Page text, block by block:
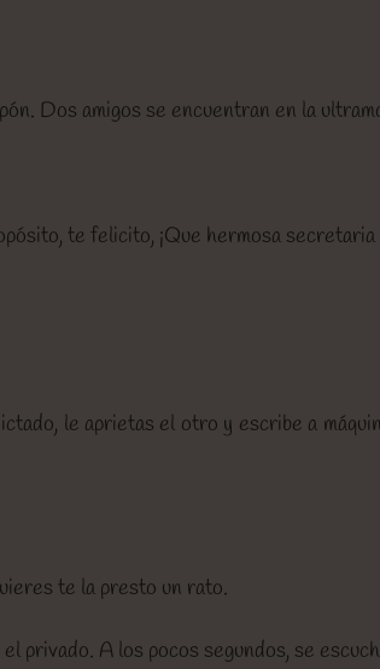
Dos amigos se encuentran en la
te felicito, ¡Que hermosa
le aprietas el otro y escribe a
te la presto un rato.
privado. A los pocos segundos, se